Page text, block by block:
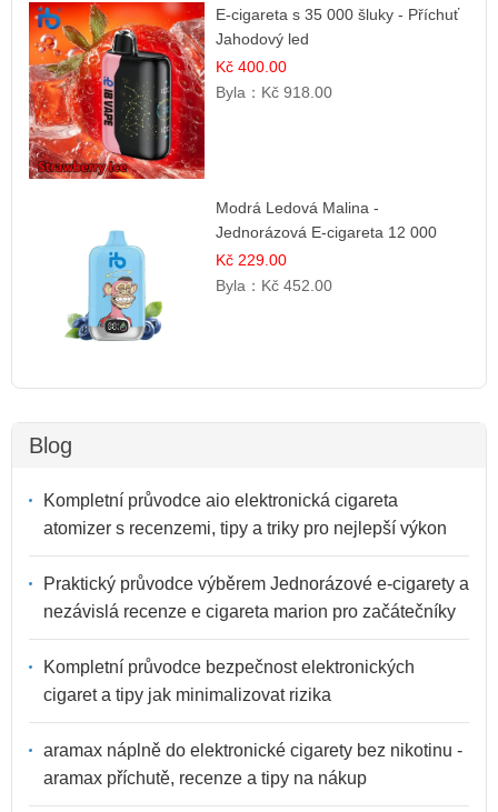
E-cigareta s 35 000 šluky - Příchuť
Jahodový led
Kč 400.00
Byla： Kč 918.00
Modrá Ledová Malina -
Jednorázová E-cigareta 12 000
šluků | Osvěžující Bobulová Příchuť
Kč 229.00
Byla： Kč 452.00
Blog
Kompletní průvodce aio elektronická cigareta
atomizer s recenzemi, tipy a triky pro nejlepší výkon
Praktický průvodce výběrem Jednorázové e-cigarety a
nezávislá recenze e cigareta marion pro začátečníky
Kompletní průvodce bezpečnost elektronických
cigaret a tipy jak minimalizovat rizika
aramax náplně do elektronické cigarety bez nikotinu -
aramax příchutě, recenze a tipy na nákup